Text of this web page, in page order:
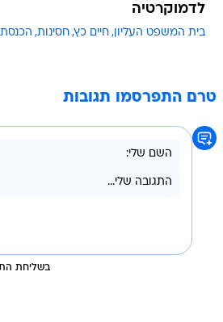
לדמוקרטיה
בית המשפט העליון חיים כץ חסינות הכנסת
טרם התפרסמו תגובות
בשליחת